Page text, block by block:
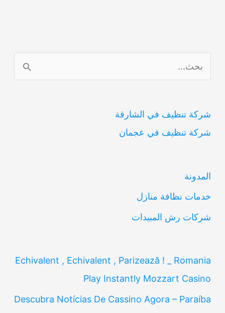
ل
ح
ث
شركة تنظيف في الشارقة
شركة تنظيف في عجمان
المدونة
خدمات نظافة منازل
شركات رش المبيدات
Echivalent , Echivalent , Parizează ! _ Romania
Play Instantly Mozzart Casino
Descubra Notícias De Cassino Agora – Paraíba